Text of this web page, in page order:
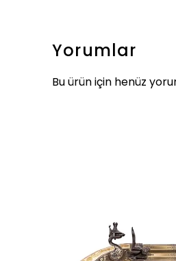
Yorumlar
Bu ürün için henüz